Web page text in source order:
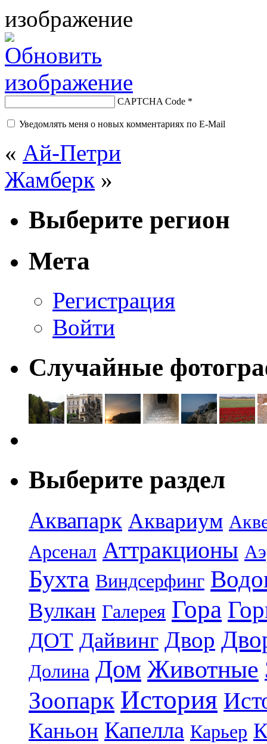
CAPTCHA Code *
Уведомлять меня о новых комментариях по E-Mail
« Ай-Петри
Жамберк »
Выберите регион
Мета
Регистрация
Войти
Случайные
Выберите раздел
Аквапарк Аквариум
Арсенал Аттракционы
Бухта Виндсерфинг
Вулкан Галерея Гора
ДОТ Дайвинг Двор
Долина Дом Животные
Зоопарк История
Каньон Капелла Карьер